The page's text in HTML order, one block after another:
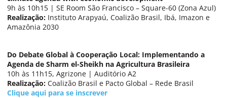
9h às 10h15 | SE Room São Francisco – Square-60 (Zona Azul)
Realização: Instituto Arapyaú, Coalizão Brasil, Ibá, Imazon e
Amazônia 2030
Do Debate Global à Cooperação Local: Implementando a
Agenda de Sharm el-Sheikh na Agricultura Brasileira
10h às 11h15, Agrizone | Auditório A2
Realização: Coalizão Brasil e Pacto Global – Rede Brasil
Clique aqui para se inscrever